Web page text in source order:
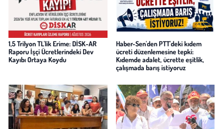
1,5 Trilyon TL'lik Erime: DİSK-AR
Raporu İşçi Ücretlerindeki Dev
Kayıbı Ortaya Koydu
Haber-Sen'den PTT'deki kıdem
ücreti düzenlemesine tepki:
Kıdemde adalet, ücrette eşitlik,
çalışmada barış istiyoruz